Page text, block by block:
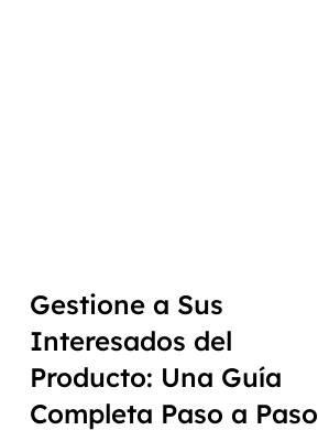
Gestione a Sus
Interesados del
Producto: Una Guía
Completa Paso a Paso